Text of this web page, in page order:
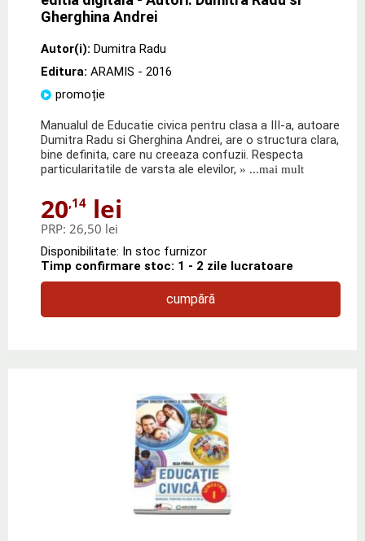
Gherghina Andrei
Autor(i): Dumitra Radu
Editura: ARAMIS - 2016
promoție
Manualul de Educatie civica pentru clasa a III-a, autoare
Dumitra Radu si Gherghina Andrei, are o structura clara,
bine definita, care nu creeaza confuzii. Respecta
particularitatile de varsta ale elevilor, » ...mai mult
20,14 lei
PRP: 26,50 lei
Disponibilitate: In stoc furnizor
Timp confirmare stoc: 1 - 2 zile lucratoare
cumpără